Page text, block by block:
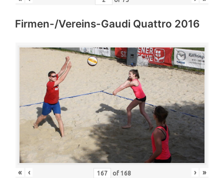
Firmen-/Vereins-Gaudi Quattro 2016
« ‹ of 168 › »